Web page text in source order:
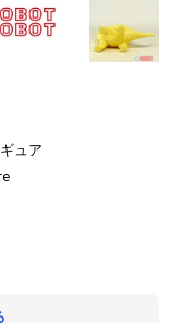
ュア